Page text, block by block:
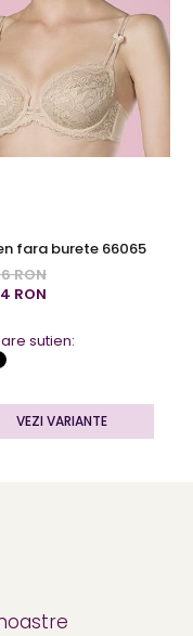
fara burete 66065
RON
RON
sutien:
VEZI VARIANTE